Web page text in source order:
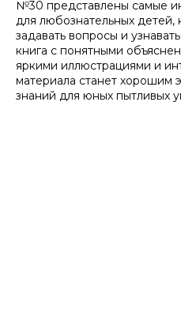
№30 представлены самые
для любознательных
задавать вопросы и
книга с понятными
яркими иллюстрациями и
материала станет хорошим
знаний для юных пытливых